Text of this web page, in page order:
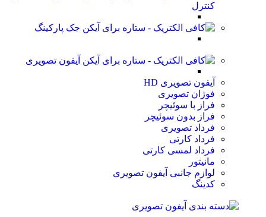
کنترل
جک پارکینگ
آیفون تصویری
آیفون تصویری HD
فوژان تصویری
فراز با سوئیچر
فراز بدون سوئیچر
فرداد تصویری
فرداد کارتی
فرداد لمسی کارتی
مانیتور
لوازم جانبی آیفون تصویری
کدینگ